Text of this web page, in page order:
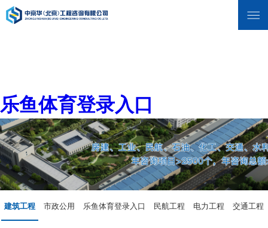
乐鱼体育登录入口
建筑工程 市政公用 乐鱼体育登录入口 民航工程 电力工程 交通工程